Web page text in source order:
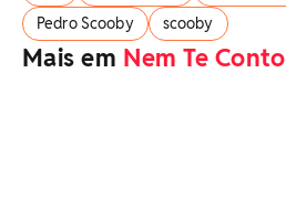
Pedro Scooby
scooby
Mais em Nem Te Conto